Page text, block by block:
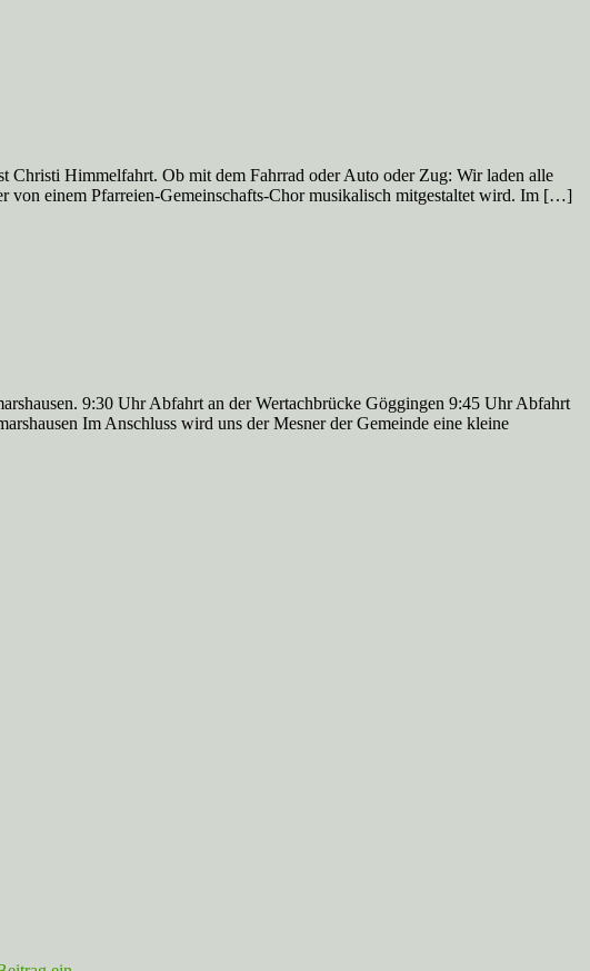
Christi Himmelfahrt. Ob mit dem Fahrrad oder Auto oder Zug: Wir laden alle
von einem Pfarreien-Gemeinschafts-Chor musikalisch mitgestaltet wird. Im […]
9:30 Uhr Abfahrt an der Wertachbrücke Göggingen 9:45 Uhr Abfahrt
Im Anschluss wird uns der Mesner der Gemeinde eine kleine